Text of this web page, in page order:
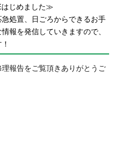
はじめました≫
処置、日ごろからできるお手
報を発信していきますので、
報告をご覧頂きありがとうご